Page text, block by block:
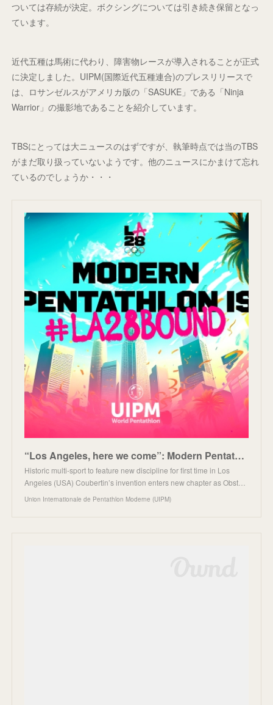
ついては存続が決定。ボクシングについては引き続き保留となっ
ています。
近代五種は馬術に代わり、障害物レースが導入されることが正式
に決定しました。UIPM(国際近代五種連合)のプレスリリースで
は、ロサンゼルスがアメリカ版の「SASUKE」である「Ninja
Warrior」の撮影地であることを紹介しています。
TBSにとっては大ニュースのはずですが、執筆時点では当のTBS
がまだ取り扱っていないようです。他のニュースにかまけて忘れ
ているのでしょうか・・・
“Los Angeles, here we come”: Modern Pentathlon confirmed on 2028 Olympic Games programme
Historic multi-sport to feature new discipline for first time in Los
Angeles (USA) Coubertin’s invention enters new chapter as Obst…
Union Internationale de Pentathlon Moderne (UIPM)